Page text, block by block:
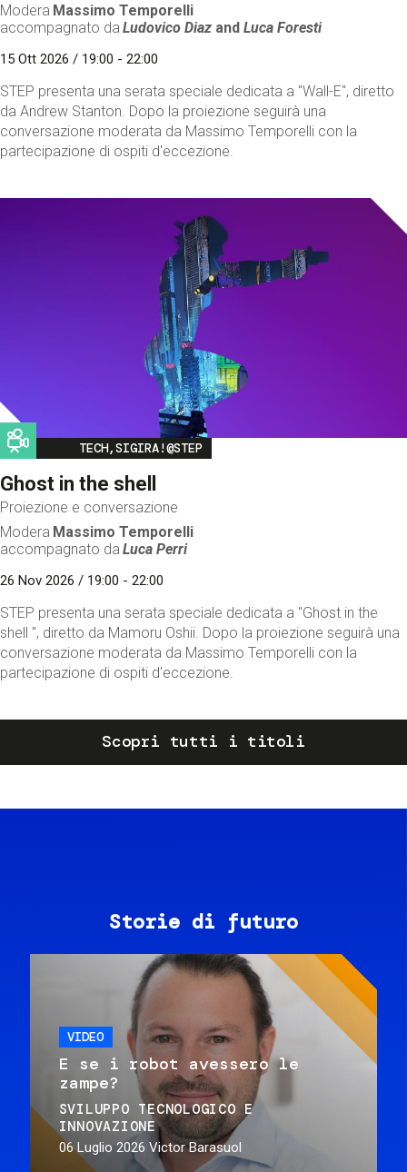
Modera Massimo Temporelli
accompagnato da Ludovico Diaz andLuca Foresti
15 Ott 2026 / 19:00 - 22:00
STEP presenta una serata speciale dedicata a "Wall-E", diretto
da Andrew Stanton. Dopo la proiezione seguirà una
conversazione moderata da Massimo Temporelli con la
partecipazione di ospiti d'eccezione.
Image
TECH,SIGIRA!@STEP
Ghost in the shell
Proiezione e conversazione
Modera Massimo Temporelli
accompagnato da Luca Perri
26 Nov 2026 / 19:00 - 22:00
STEP presenta una serata speciale dedicata a "Ghost in the
shell ", diretto da Mamoru Oshii. Dopo la proiezione seguirà una
conversazione moderata da Massimo Temporelli con la
partecipazione di ospiti d'eccezione.
Scopri tutti i titoli
Storie di futuro
VIDEO
E se i robot avessero le
zampe?
SVILUPPO TECNOLOGICO E
INNOVAZIONE
06 Luglio 2026 Victor Barasuol